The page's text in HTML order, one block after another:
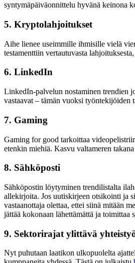
syntymäpäiväonnittelu hyvänä keinona
5. Kryptolahjoitukset
Aihe lienee useimmille ihmisille vielä
testamenttiin vertautuvasta
6. LinkedIn
LinkedIn-palvelun nostaminen trendien
vastaavat – tämän vuoksi työntekijöiden
7. Gaming
Gaming for good tarkoittaa
etenkin miehiä. Kasvu valtameren
8. Sähköposti
Sähköpostin löytyminen trendilistalta
allekirjoita. Jos uutiskirjeen otsikointi ja
vastaanottaja olettaa, ettei siinä mitään
jättää kokonaan lähettämättä ja
9. Sektorirajat ylittävä
Nyt puhutaan laatikon ulkopuolelta